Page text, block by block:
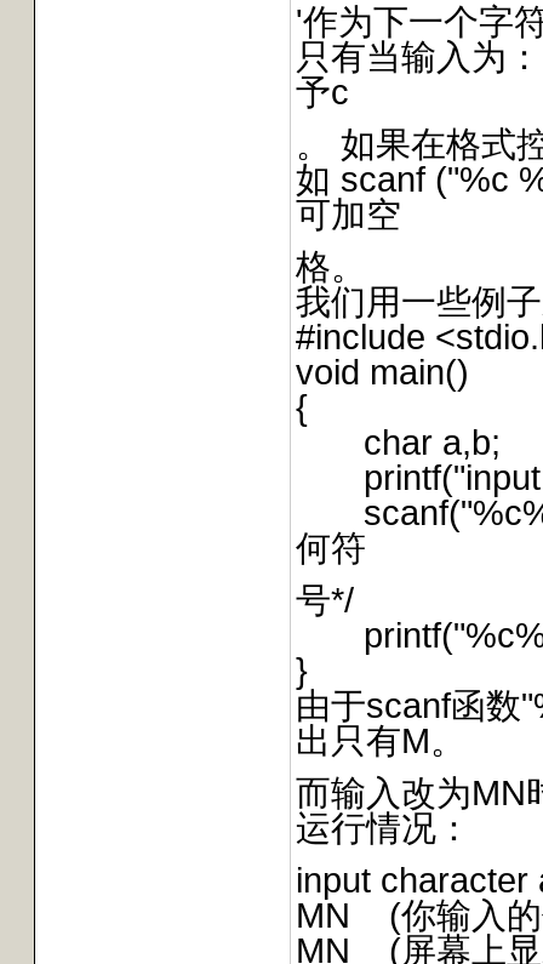
'作为下一个字
只有当输入为
予c
。 如果在格式
如 scanf ("%c
可加空
格。
我们用一些例
#include
void main()
{
char a,b;
printf("input
何符
号*/
}
由于scanf函数
出只有M。
而输入改为MN
运行情况：
input character
MN (你输入
MN (屏幕上显